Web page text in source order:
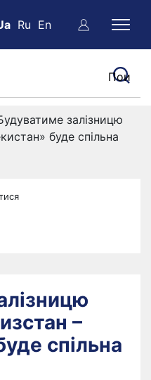
Ru En
залізницю
буде спільна
–
спільна